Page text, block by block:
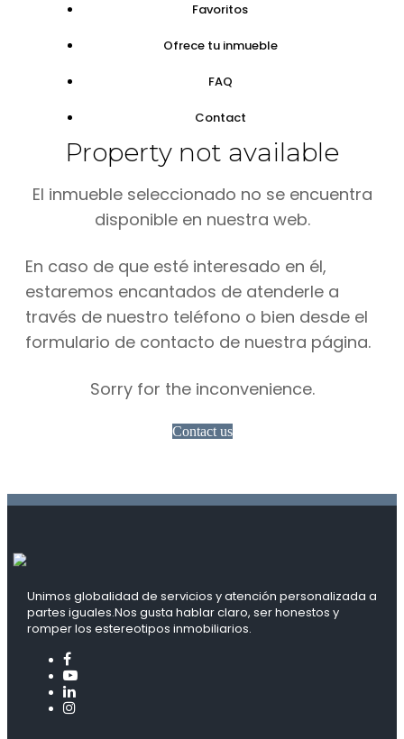
Favoritos
Ofrece tu inmueble
FAQ
Contact
Property not available
El inmueble seleccionado no se encuentra
disponible en nuestra web.
En caso de que esté interesado en él,
estaremos encantados de atenderle a
través de nuestro teléfono o bien desde el
formulario de contacto de nuestra página.
Sorry for the inconvenience.
Contact us
Unimos globalidad de servicios y atención personalizada a
partes iguales.Nos gusta hablar claro, ser honestos y
romper los estereotipos inmobiliarios.